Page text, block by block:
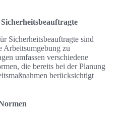
Sicherheitsbeauftragte sind
Arbeitsumgebung zu
umfassen verschiedene
die bereits bei der Planung
berücksichtigt